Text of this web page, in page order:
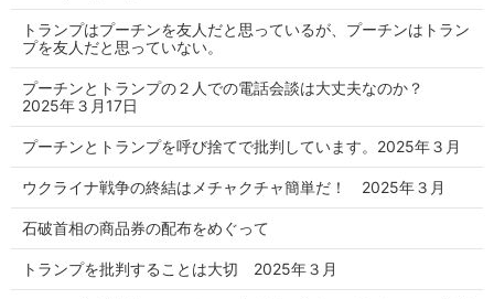
トランプはプーチンを友人だと思っているが、プーチンはトラン
プを友人だと思っていない。
プーチンとトランプの２人での電話会談は大丈夫なのか？
2025年３月17日
プーチンとトランプを呼び捨てで批判しています。2025年３月
ウクライナ戦争の終結はメチャクチャ簡単だ！ 2025年３月
石破首相の商品券の配布をめぐって
トランプを批判することは大切 2025年３月